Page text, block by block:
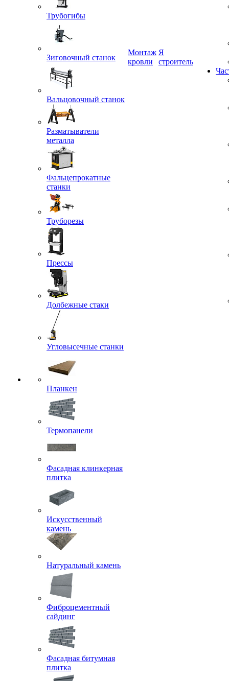
Трубогибы
Зиговочный станок
Вальцовочный станок
Разматыватели
металла
Фальцепрокатные
станки
Труборезы
Прессы
Долбежные стаки
Угловысечные станки
Планкен
Термопанели
Фасадная клинкерная
плитка
Искусственный
камень
Натуральный камень
Фиброцементный
сайдинг
Фасадная битумная
плитка
Монтаж
кровли
Я
строитель